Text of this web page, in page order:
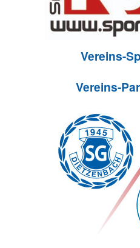
Vereins-
Vereins-